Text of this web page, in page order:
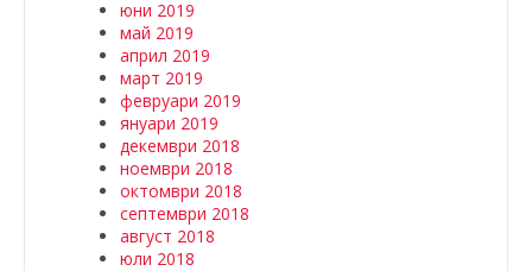
юни 2019
май 2019
април 2019
март 2019
февруари 2019
януари 2019
декември 2018
ноември 2018
октомври 2018
септември 2018
август 2018
юли 2018